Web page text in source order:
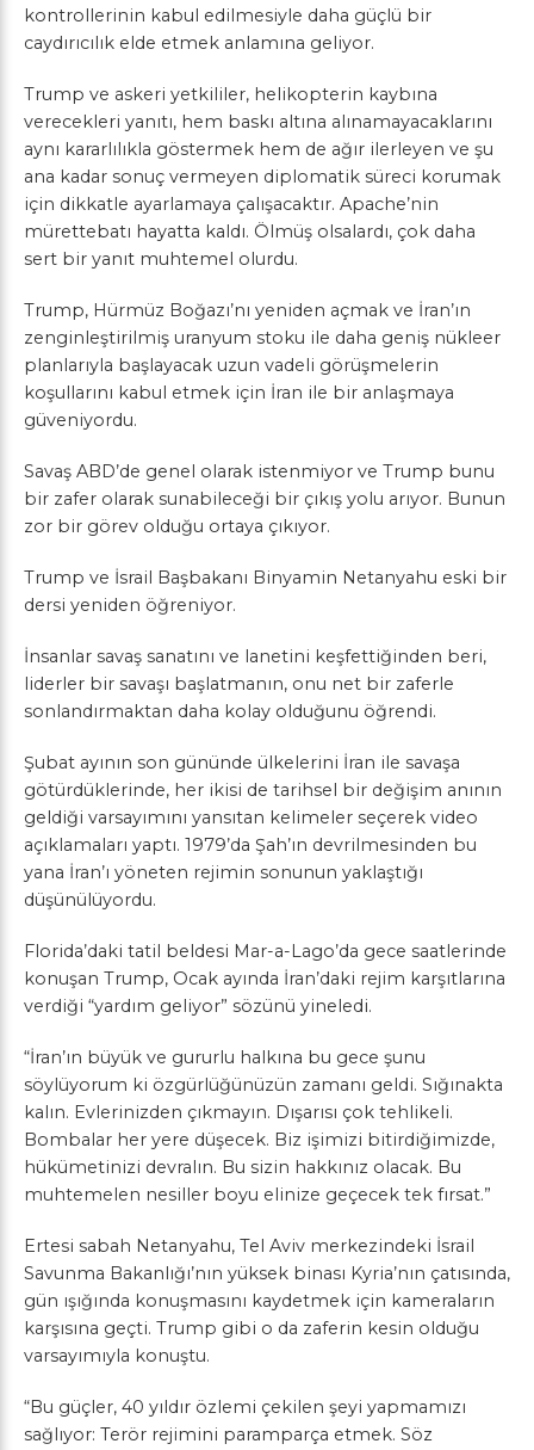
kontrollerinin kabul edilmesiyle daha güçlü bir
caydırıcılık elde etmek anlamına geliyor.
Trump ve askeri yetkililer, helikopterin kaybına
verecekleri yanıtı, hem baskı altına alınamayacaklarını
aynı kararlılıkla göstermek hem de ağır ilerleyen ve şu
ana kadar sonuç vermeyen diplomatik süreci korumak
için dikkatle ayarlamaya çalışacaktır. Apache’nin
mürettebatı hayatta kaldı. Ölmüş olsalardı, çok daha
sert bir yanıt muhtemel olurdu.
Trump, Hürmüz Boğazı’nı yeniden açmak ve İran’ın
zenginleştirilmiş uranyum stoku ile daha geniş nükleer
planlarıyla başlayacak uzun vadeli görüşmelerin
koşullarını kabul etmek için İran ile bir anlaşmaya
güveniyordu.
Savaş ABD’de genel olarak istenmiyor ve Trump bunu
bir zafer olarak sunabileceği bir çıkış yolu arıyor. Bunun
zor bir görev olduğu ortaya çıkıyor.
Trump ve İsrail Başbakanı Binyamin Netanyahu eski bir
dersi yeniden öğreniyor.
İnsanlar savaş sanatını ve lanetini keşfettiğinden beri,
liderler bir savaşı başlatmanın, onu net bir zaferle
sonlandırmaktan daha kolay olduğunu öğrendi.
Şubat ayının son gününde ülkelerini İran ile savaşa
götürdüklerinde, her ikisi de tarihsel bir değişim anının
geldiği varsayımını yansıtan kelimeler seçerek video
açıklamaları yaptı. 1979’da Şah’ın devrilmesinden bu
yana İran’ı yöneten rejimin sonunun yaklaştığı
düşünülüyordu.
Florida’daki tatil beldesi Mar-a-Lago’da gece saatlerinde
konuşan Trump, Ocak ayında İran’daki rejim karşıtlarına
verdiği “yardım geliyor” sözünü yineledi.
“İran’ın büyük ve gururlu halkına bu gece şunu
söylüyorum ki özgürlüğünüzün zamanı geldi. Sığınakta
kalın. Evlerinizden çıkmayın. Dışarısı çok tehlikeli.
Bombalar her yere düşecek. Biz işimizi bitirdiğimizde,
hükümetinizi devralın. Bu sizin hakkınız olacak. Bu
muhtemelen nesiller boyu elinize geçecek tek fırsat.”
Ertesi sabah Netanyahu, Tel Aviv merkezindeki İsrail
Savunma Bakanlığı’nın yüksek binası Kyria’nın çatısında,
gün ışığında konuşmasını kaydetmek için kameraların
karşısına geçti. Trump gibi o da zaferin kesin olduğu
varsayımıyla konuştu.
“Bu güçler, 40 yıldır özlemi çekilen şeyi yapmamızı
sağlıyor: Terör rejimini paramparça etmek. Söz